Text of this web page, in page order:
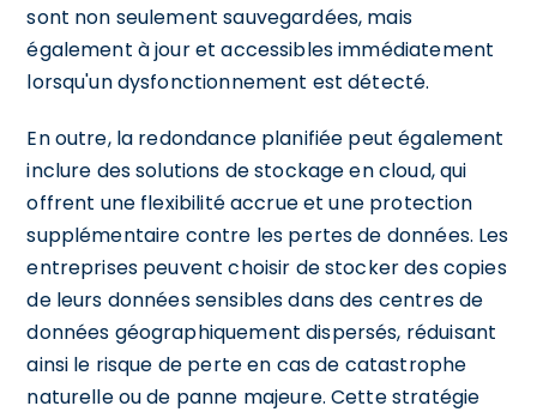
sont non seulement sauvegardées, mais
également à jour et accessibles immédiatement
lorsqu'un dysfonctionnement est détecté.
En outre, la redondance planifiée peut également
inclure des solutions de stockage en cloud, qui
offrent une flexibilité accrue et une protection
supplémentaire contre les pertes de données. Les
entreprises peuvent choisir de stocker des copies
de leurs données sensibles dans des centres de
données géographiquement dispersés, réduisant
ainsi le risque de perte en cas de catastrophe
naturelle ou de panne majeure. Cette stratégie